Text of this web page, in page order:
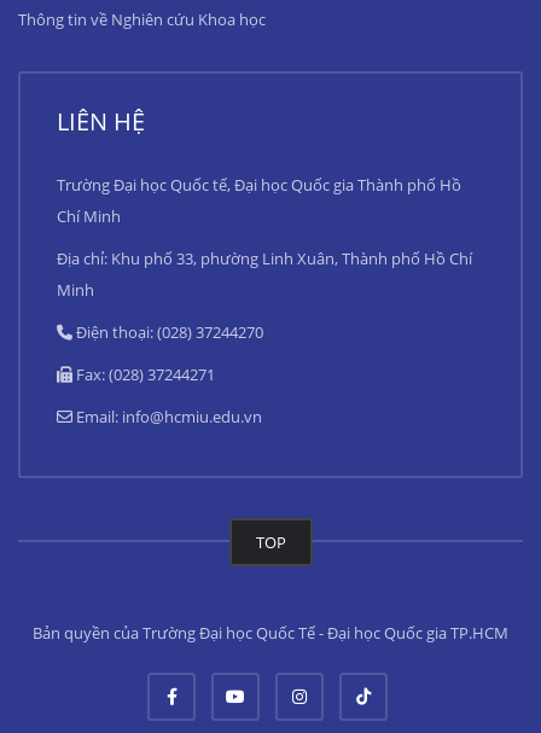
Thông tin về Nghiên cứu Khoa học
LIÊN HỆ
Trường Đại học Quốc tế, Đại học Quốc gia Thành phố Hồ
Chí Minh
Địa chỉ: Khu phố 33, phường Linh Xuân, Thành phố Hồ Chí
Minh
Điện thoại: (028) 37244270
Fax: (028) 37244271
Email: info@hcmiu.edu.vn
TOP
Bản quyền của Trường Đại học Quốc Tế - Đại học Quốc gia TP.HCM